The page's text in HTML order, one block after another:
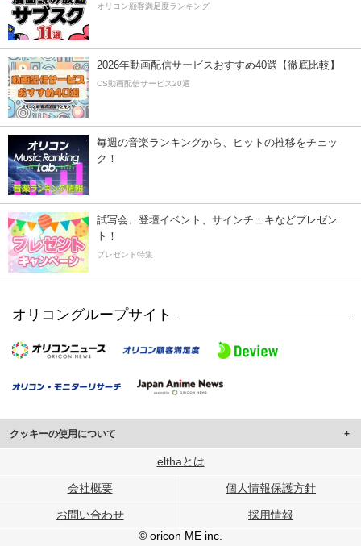
オリコン顧客満足度ランキング
2026年動画配信サービスおすすめ40選【徹底比較】
CS動画配信サービス20選
毎週の音楽ランキングから、ヒットの推移をチェッ
ク！
試写会、登壇イベント、サインチェキなどプレゼン
ト！
プレゼント特集
オリコングループサイト
クッキーの使用について
このサイトでは Cookie を使用して、ユーザーに合わせたコンテンツや広告の
行っています。
メディアや広告配信、データ解析の各パートナーに提供しています。
ユーザーが各パートナーのサービスを使用したときに収集した他の情報を組み
elthaとは
会社概要 個人情報保護方針
お問い合わせ
採用情報
© oricon ME inc.